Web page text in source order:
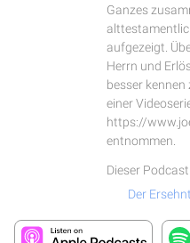
Ganzes
aufgezeigt.
Herrn und
besser kennen
einer
https://
entnommen.
Dieser